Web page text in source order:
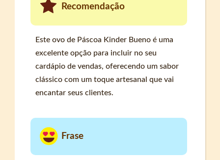
Recomendação
Este ovo de Páscoa Kinder Bueno é uma
excelente opção para incluir no seu
cardápio de vendas, oferecendo um sabor
clássico com um toque artesanal que vai
encantar seus clientes.
Frase